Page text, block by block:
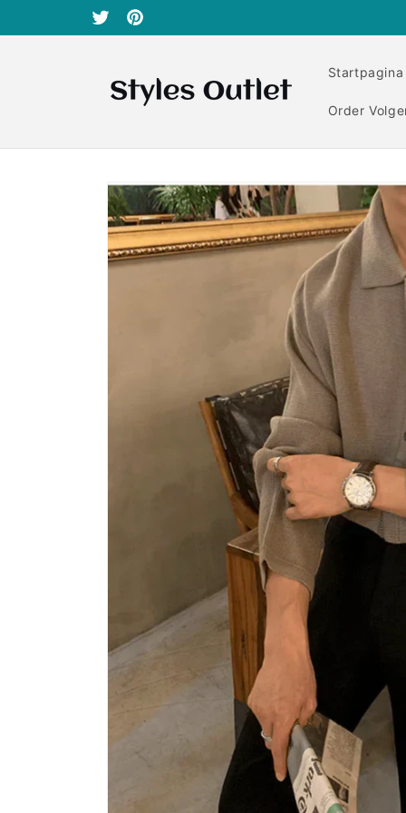
content
TwitterPinterest
Startpagina
Order
Ga direct naar
productinformatie